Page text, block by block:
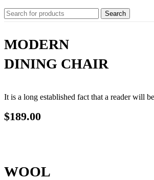
Search
MODERN
DINING CHAIR
It is a long established fact that a reader will
$189.00
WOOL